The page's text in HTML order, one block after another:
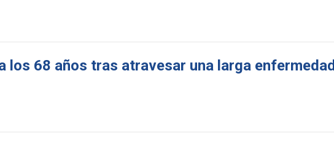
los 68 años tras atravesar una larga enfermedad